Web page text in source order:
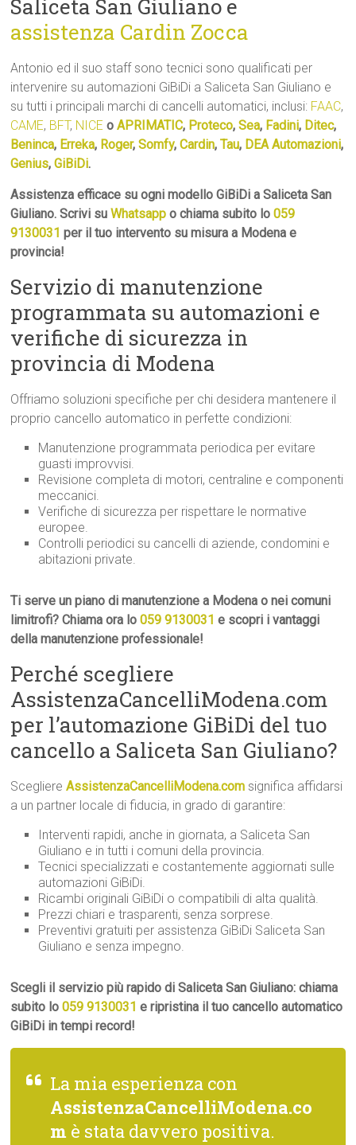
Saliceta San Giuliano e
assistenza Cardin Zocca
Antonio ed il suo staff sono tecnici sono qualificati per
intervenire su automazioni GiBiDi a Saliceta San Giuliano e
su tutti i principali marchi di cancelli automatici, inclusi: FAAC,
CAME, BFT, NICE oAPRIMATIC, Proteco,Sea, Fadini, Ditec,
Beninca, Erreka, Roger,Somfy,Cardin,Tau, DEA Automazioni,
Genius,GiBiDi.
Assistenza efficace su ogni modello GiBiDi a Saliceta San
Giuliano. Scrivi suWhatsapp o chiama subito lo059
9130031 per il tuo intervento su misura a Modena e
provincia!
Servizio di manutenzione
programmata su automazioni e
verifiche di sicurezza in
provincia di Modena
Offriamo soluzioni specifiche per chi desidera mantenere il
proprio cancello automatico in perfette condizioni:
Manutenzione programmata periodica per evitare
guasti improvvisi.
Revisione completa di motori, centraline e componenti
meccanici.
Verifiche di sicurezza per rispettare le normative
europee.
Controlli periodici su cancelli di aziende, condomini e
abitazioni private.
Ti serve un piano di manutenzione a Modena o nei comuni
limitrofi? Chiama ora lo059 9130031 e scopri i vantaggi
della manutenzione professionale!
Perché scegliere
AssistenzaCancelliModena.com
per l’automazione GiBiDi del tuo
cancello a Saliceta San Giuliano?
ScegliereAssistenzaCancelliModena.com significa affidarsi
a un partner locale di fiducia, in grado di garantire:
Interventi rapidi, anche in giornata, a Saliceta San
Giuliano e in tutti i comuni della provincia.
Tecnici specializzati e costantemente aggiornati sulle
automazioni GiBiDi.
Ricambi originali GiBiDi o compatibili di alta qualità.
Prezzi chiari e trasparenti, senza sorprese.
Preventivi gratuiti per assistenza GiBiDi Saliceta San
Giuliano e senza impegno.
Scegli il servizio più rapido di Saliceta San Giuliano: chiama
subito lo 059 9130031 e ripristina il tuo cancello automatico
GiBiDi in tempi record!
La mia esperienza con
AssistenzaCancelliModena.co
m è stata davvero positiva.